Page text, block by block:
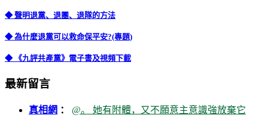
◆ 聲明退黨、退團、退隊的方法
◆ 為什麼退黨可以救命保平安?(專題)
◆ 《九評共產黨》電子書及視頻下載
最新留言
真相網 ： @。 她有附體，又不願意主意識強放棄它